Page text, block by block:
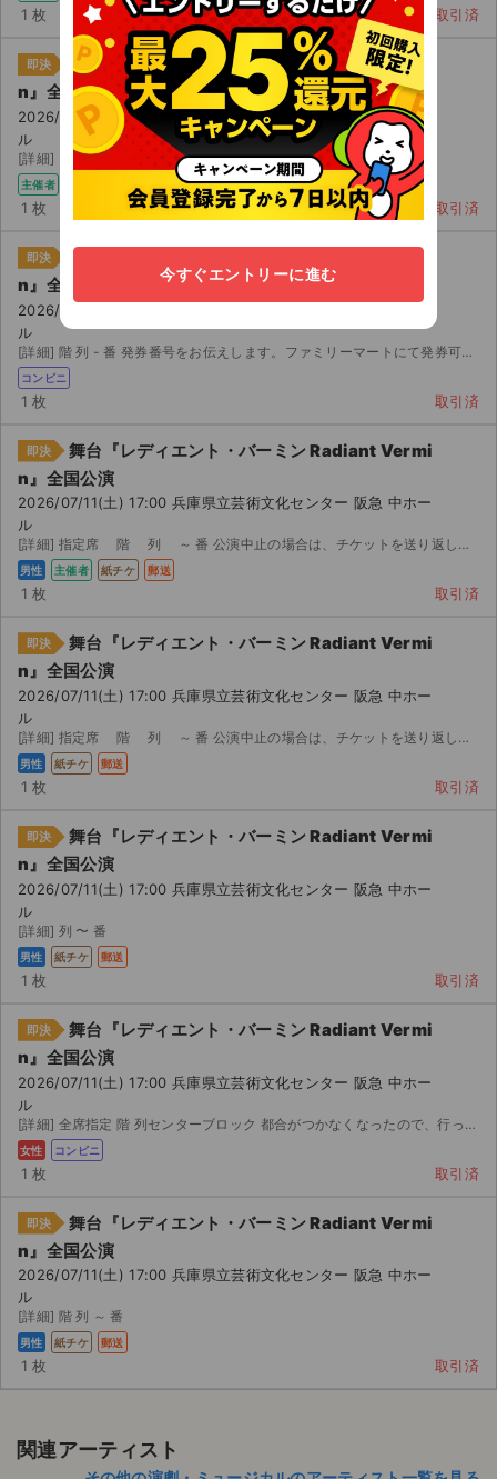
1 枚 取引済
即決
舞台『レディエント・バーミン Radiant Vermi
n』全国公演
2026/07/12(日) 13:00 兵庫県立芸術文化センター 阪急 中ホー
ル
[詳細] 〜 列 ～ 番です。人気の日曜日＆マチネ公演です。
主催者
1 枚 取引済
即決
舞台『レディエント・バーミン Radiant Vermi
n』全国公演
2026/07/11(土) 17:00 兵庫県立芸術文化センター 阪急 中ホー
ル
[詳細] 階 列 - 番 発券番号をお伝えします。ファミリーマートにて発券可能です。
コンビニ
1 枚 取引済
即決
舞台『レディエント・バーミン Radiant Vermi
n』全国公演
2026/07/11(土) 17:00 兵庫県立芸術文化センター 阪急 中ホー
ル
[詳細] 指定席 階 列 ～ 番 公演中止の場合は、チケットを送り返してください。送料、手数料を...
男性 主催者 紙チケ 郵送
1 枚 取引済
即決
舞台『レディエント・バーミン Radiant Vermi
n』全国公演
2026/07/11(土) 17:00 兵庫県立芸術文化センター 阪急 中ホー
ル
[詳細] 指定席 階 列 ～ 番 公演中止の場合は、チケットを送り返してください。送料、手数料を...
男性 紙チケ 郵送
1 枚 取引済
即決
舞台『レディエント・バーミン Radiant Vermi
n』全国公演
2026/07/11(土) 17:00 兵庫県立芸術文化センター 阪急 中ホー
ル
[詳細] 列 〜 番
男性 紙チケ 郵送
1 枚 取引済
即決
舞台『レディエント・バーミン Radiant Vermi
n』全国公演
2026/07/11(土) 17:00 兵庫県立芸術文化センター 阪急 中ホー
ル
[詳細] 全席指定 階 列センターブロック 都合がつかなくなったので、行ってくださる方にお譲りいたし...
女性 コンビニ
1 枚 取引済
即決
舞台『レディエント・バーミン Radiant Vermi
n』全国公演
2026/07/11(土) 17:00 兵庫県立芸術文化センター 阪急 中ホー
ル
[詳細] 階 列 ～ 番
男性 紙チケ 郵送
1 枚 取引済
関連アーティスト
今すぐエントリーに進む